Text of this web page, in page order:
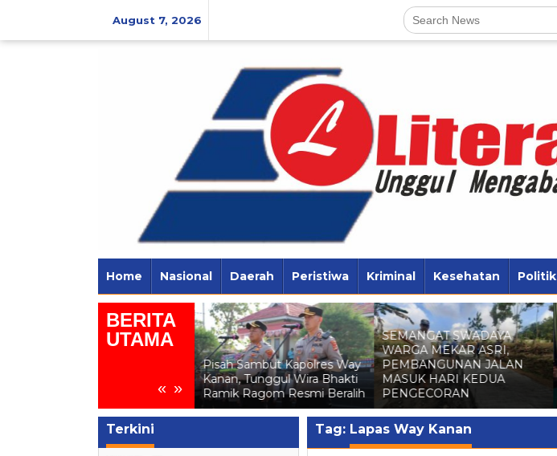
August 7, 2026
Home Nasional Daerah Peristiwa Kriminal Kesehatan Politik
BERITA
UTAMA
« »
KPU Way Kanan Gelar
Sosialisasi Pendidikan
Pemilih Berkelanjutan bagi
Pisah Sambut Kapolres Way
Kanan, Tunggul Wira Bhakti
Ramik Ragom Resmi Beralih
SEMANGAT SWADAYA
WARGA MEKAR ASRI,
PEMBANGUNAN JALAN
MASUK HARI KEDUA
PENGECORAN
Terkini Tag: Lapas Way Kanan